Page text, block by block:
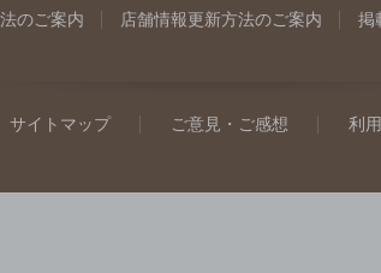
のご案内 店舗情報更新方法のご案内 掲
サイトマップ ご意見・ご感想 利